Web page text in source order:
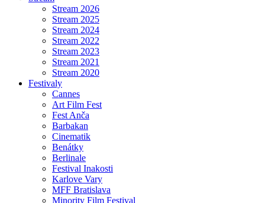
Stream 2026
Stream 2025
Stream 2024
Stream 2022
Stream 2023
Stream 2021
Stream 2020
Festivaly
Cannes
Art Film Fest
Fest Anča
Barbakan
Cinematik
Benátky
Berlinale
Festival Inakosti
Karlove Vary
MFF Bratislava
Minority Film Festival